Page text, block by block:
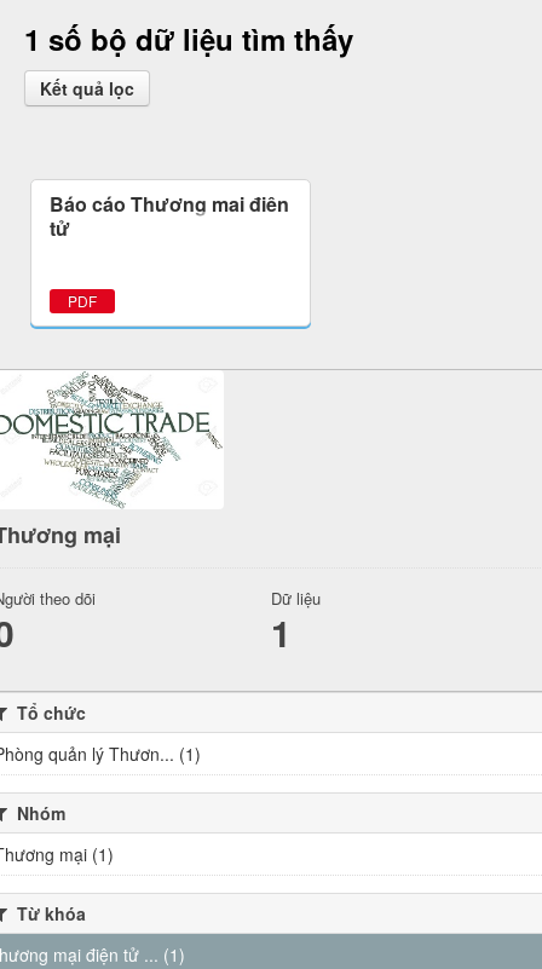
1 số bộ dữ liệu tìm thấy
Kết quả lọc
Báo cáo Thương mại điện
tử
PDF
mại
theo dõi Dữ liệu
1
Tổ chức
quản lý Thươn... (1)
Nhóm
mại (1)
Từ khóa
mại điện tử ... (1)